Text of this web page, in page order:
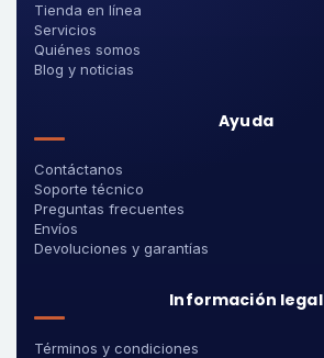
Tienda en línea
Servicios
Quiénes somos
Blog y noticias
Ayuda
Contáctanos
Soporte técnico
Preguntas frecuentes
Envíos
Devoluciones y garantías
Información legal
Términos y condiciones